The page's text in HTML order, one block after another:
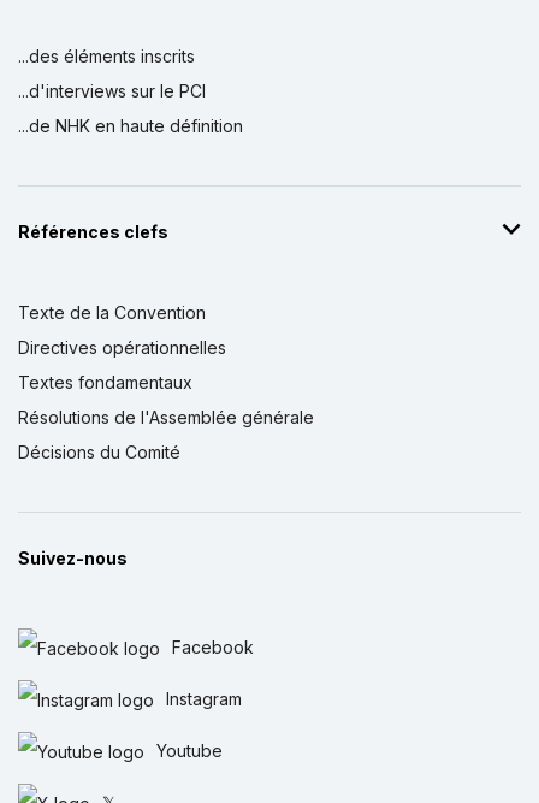
...des éléments inscrits
...d'interviews sur le PCI
...de NHK en haute définition
Références clefs
Texte de la Convention
Directives opérationnelles
Textes fondamentaux
Résolutions de l'Assemblée générale
Décisions du Comité
Suivez-nous
Facebook
Instagram
Youtube